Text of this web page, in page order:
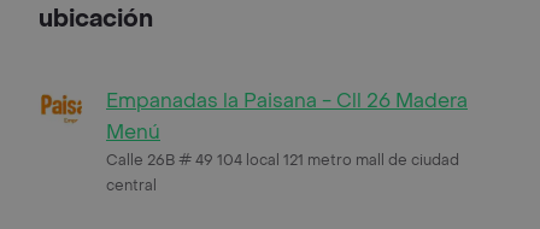
ubicación
Empanadas la Paisana - Cll 26 Madera
Menú
Calle 26B # 49 104 local 121 metro mall de ciudad
central